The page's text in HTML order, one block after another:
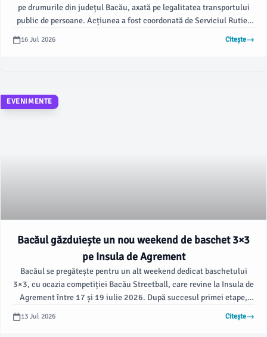
pe drumurile din județul Bacău, axată pe legalitatea transportului
public de persoane. Acțiunea a fost coordonată de Serviciul Rutier
ziaruldebacau.ro, având ca obiectiv prevenirea accidentelor rutiere
16 Jul 2026 Citește
EVENIMENTE
Bacăul găzduiește un nou weekend de baschet 3×3
pe Insula de Agrement
Bacăul se pregătește pentru un alt weekend dedicat baschetului
3×3, cu ocazia competiției Bacău Streetball, care revine la Insula de
Agrement între 17 și 19 iulie 2026. După succesul primei etape,
13 Jul 2026 Citește